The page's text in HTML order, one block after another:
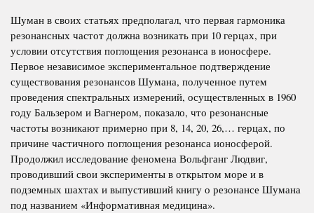
Шуман в своих статьях предполагал, что первая гармоника
резонансных частот должна возникать при 10 герцах, при
условии отсутствия поглощения резонанса в ионосфере.
Первое независимое экспериментальное подтверждение
существования резонансов Шумана, полученное путем
проведения спектральных измерений, осуществленных в 1960
году Бальзером и Вагнером, показало, что резонансные
частоты возникают примерно при 8, 14, 20, 26,… герцах, по
причине частичного поглощения резонанса ионосферой.
Продолжил исследование феномена Вольфганг Людвиг,
проводивший свои эксперименты в открытом море и в
подземных шахтах и выпустивший книгу о резонансе Шумана
под названием «Информативная медицина».